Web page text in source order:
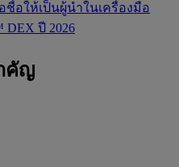
ชื่อให้เป็นผู้นำในเครื่องมือ
DEX ปี 2026
คัญ